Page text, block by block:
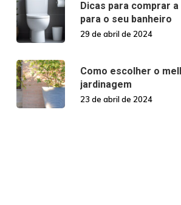
Dicas para comprar
para o seu banheiro
29 de abril de 2024
Como escolher o
jardinagem
23 de abril de 2024